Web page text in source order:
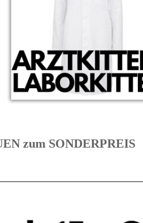
zum SONDERPREIS